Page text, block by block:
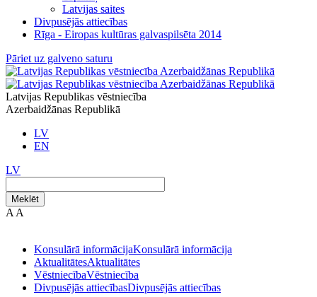
Latvijas saites
Divpusējās attiecības
Rīga - Eiropas kultūras galvaspilsēta 2014
Pāriet uz galveno saturu
Latvijas Republikas vēstniecība
Azerbaidžānas Republikā
LV
EN
LV
Meklēt
A A
Konsulārā informācijaKonsulārā informācija
AktualitātesAktualitātes
VēstniecībaVēstniecība
Divpusējās attiecībasDivpusējās attiecības